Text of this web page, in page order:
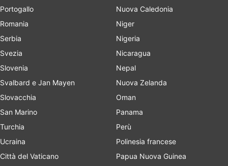
Portogallo
Romania
Serbia
Svezia
Slovenia
Svalbard e Jan Mayen
Slovacchia
San Marino
Turchia
Ucraina
Città del Vaticano
Nuova Caledonia
Niger
Nigeria
Nicaragua
Nepal
Nuova Zelanda
Oman
Panama
Perù
Polinesia francese
Papua Nuova Guinea